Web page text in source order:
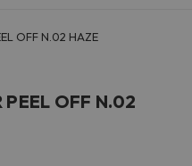
OFF N.02 HAZE
PEEL OFF N.02